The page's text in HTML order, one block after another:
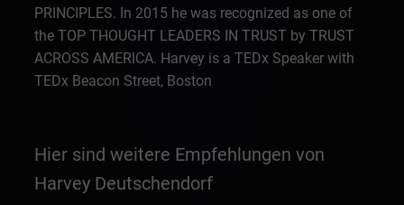
PRINCIPLES. In 2015 he was recognized as one of
the TOP THOUGHT LEADERS IN TRUST by TRUST
ACROSS AMERICA. Harvey is a TEDx Speaker with
TEDx Beacon Street, Boston
Hier sind weitere Empfehlungen von
Harvey Deutschendorf